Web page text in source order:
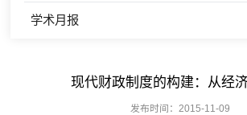
学术月报
现代财政制度的构建：从经
发布时间：2015-11-09